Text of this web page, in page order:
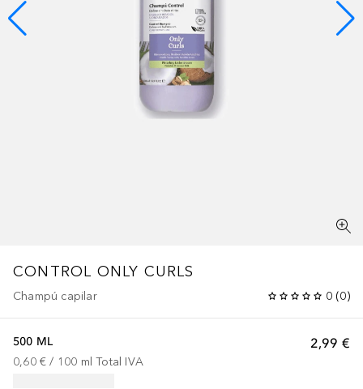
CONTROL ONLY CURLS
Champú capilar 0 (0)
2,99 €
500 ML
0,60 € / 100 ml Total IVA